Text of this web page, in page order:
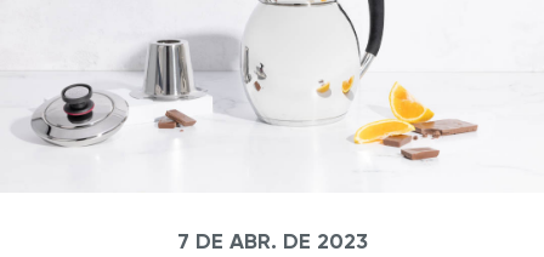
7 DE ABR. DE 2023